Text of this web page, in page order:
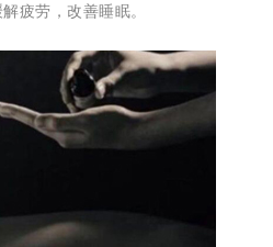
疲劳，改善睡眠。